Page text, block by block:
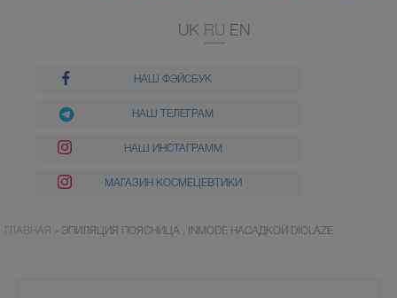
UK RU EN
НАШ ФЭЙСБУК
НАШ ТЕЛЕГРАМ
НАШ ИНСТАГРАММ
МАГАЗИН КОСМЕЦЕВТИКИ
ГЛАВНАЯ » ЭПИЛЯЦИЯ ПОЯСНИЦА , INMODE НАСАДКОЙ DIOLAZE